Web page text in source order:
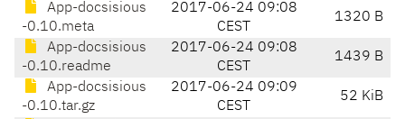
App-docsisious
-0.10.meta
2017-06-24 09:08
CEST
1320 B
App-docsisious
-0.10.readme
2017-06-24 09:08
CEST
1439 B
App-docsisious
-0.10.tar.gz
2017-06-24 09:09
CEST
52 KiB